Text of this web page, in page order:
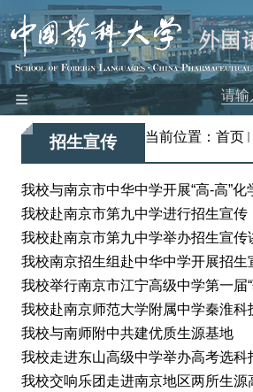
≡
网站首页
师资队伍
教学科研
党建工作
团学园地
工会之家
对外交流
当前位置： 首页
招生宣传
我校赴南京市第九中学进行招生宣传
我校赴南京市第九中学举办招生宣传
我校南京招生组赴中华中学开展招生
我校与南师附中共建优质生源基地